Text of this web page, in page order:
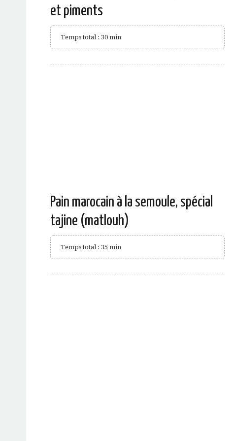
et piments
Temps total : 30 min
Pain marocain à la semoule, spécial
tajine (matlouh)
Temps total : 35 min